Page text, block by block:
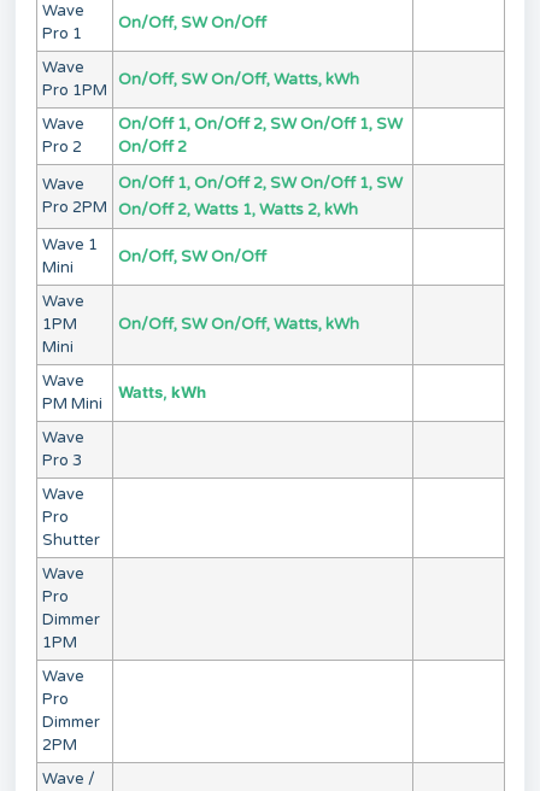
Wave
Pro 1
On/Off, SW On/Off
Wave
Pro 1PM
On/Off, SW On/Off, Watts, kWh
Wave
Pro 2
On/Off 1, On/Off 2, SW On/Off 1, SW
On/Off 2
Wave
Pro 2PM
On/Off 1, On/Off 2, SW On/Off 1, SW
On/Off 2, Watts 1, Watts 2, kWh
Wave 1
Mini
On/Off, SW On/Off
Wave
1PM
Mini
On/Off, SW On/Off, Watts, kWh
Wave
PM Mini
Watts, kWh
Wave
Pro 3
Wave
Pro
Shutter
Wave
Pro
Dimmer
1PM
Wave
Pro
Dimmer
2PM
Wave /